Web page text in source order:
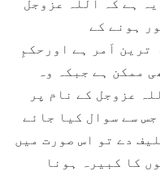
ہونے کے
ترين اَمر ہے اورحکمِ
ممکن ہے جبکہ وہ
عزوجل کے نام پر
سے سوال کيا جائے
دے تو اس صورت ميں
کا کبيرہ ہونا